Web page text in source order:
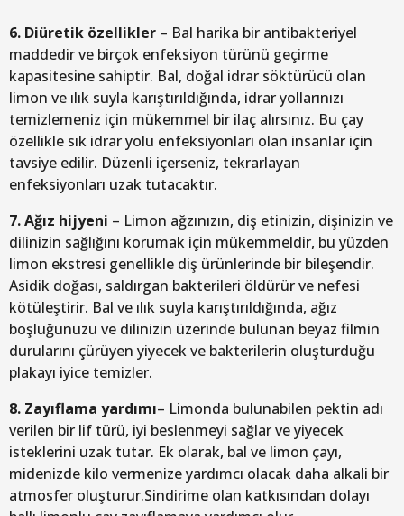
6. Diüretik özellikler – Bal harika bir antibakteriyel
maddedir ve birçok enfeksiyon türünü geçirme
kapasitesine sahiptir. Bal, doğal idrar söktürücü olan
limon ve ılık suyla karıştırıldığında, idrar yollarınızı
temizlemeniz için mükemmel bir ilaç alırsınız. Bu çay
özellikle sık idrar yolu enfeksiyonları olan insanlar için
tavsiye edilir. Düzenli içerseniz, tekrarlayan
enfeksiyonları uzak tutacaktır.
7. Ağız hijyeni – Limon ağzınızın, diş etinizin, dişinizin ve
dilinizin sağlığını korumak için mükemmeldir, bu yüzden
limon ekstresi genellikle diş ürünlerinde bir bileşendir.
Asidik doğası, saldırgan bakterileri öldürür ve nefesi
kötüleştirir. Bal ve ılık suyla karıştırıldığında, ağız
boşluğunuzu ve dilinizin üzerinde bulunan beyaz filmin
durularını çürüyen yiyecek ve bakterilerin oluşturduğu
plakayı iyice temizler.
8. Zayıflama yardımı– Limonda bulunabilen pektin adı
verilen bir lif türü, iyi beslenmeyi sağlar ve yiyecek
isteklerini uzak tutar. Ek olarak, bal ve limon çayı,
midenizde kilo vermenize yardımcı olacak daha alkali bir
atmosfer oluşturur.Sindirime olan katkısından dolayı